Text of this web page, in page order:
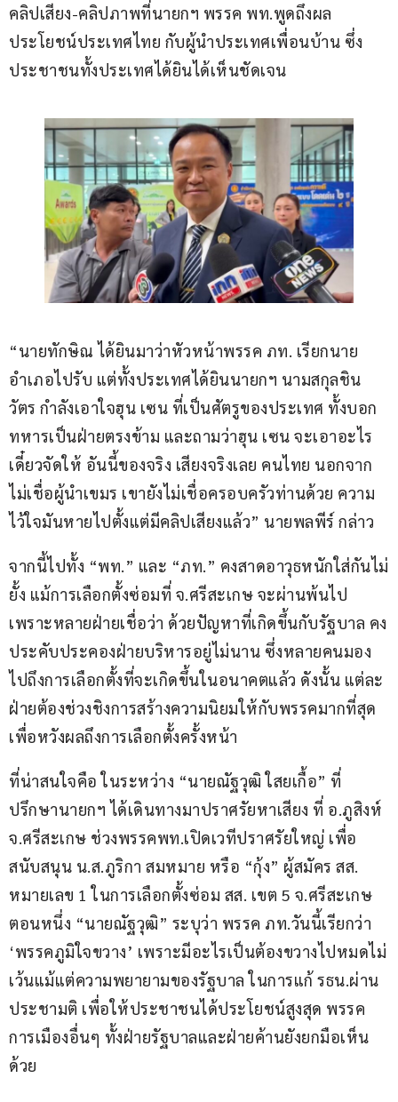
คลิปเสียง-คลิปภาพที่นายกฯ พรรค พท.พูดถึงผล
ประโยชน์ประเทศไทย กับผู้นำประเทศเพื่อนบ้าน ซึ่ง
ประชาชนทั้งประเทศได้ยินได้เห็นชัดเจน
“นายทักษิณ ได้ยินมาว่าหัวหน้าพรรค ภท. เรียกนาย
อำเภอไปรับ แต่ทั้งประเทศได้ยินนายกฯ นามสกุลชิน
วัตร กำลังเอาใจฮุน เซน ที่เป็นศัตรูของประเทศ ทั้งบอก
ทหารเป็นฝ่ายตรงข้าม และถามว่าฮุน เซน จะเอาอะไร
เดี๋ยวจัดให้ อันนี้ของจริง เสียงจริงเลย คนไทย นอกจาก
ไม่เชื่อผู้นำเขมร เขายังไม่เชื่อครอบครัวท่านด้วย ความ
ไว้ใจมันหายไปตั้งแต่มีคลิปเสียงแล้ว” นายพลพีร์ กล่าว
จากนี้ไปทั้ง “พท.” และ “ภท.” คงสาดอาวุธหนักใส่กันไม่
ยั้ง แม้การเลือกตั้งซ่อมที่ จ.ศรีสะเกษ จะผ่านพ้นไป
เพราะหลายฝ่ายเชื่อว่า ด้วยปัญหาที่เกิดขึ้นกับรัฐบาล คง
ประคับประคองฝ่ายบริหารอยู่ไม่นาน ซึ่งหลายคนมอง
ไปถึงการเลือกตั้งที่จะเกิดขึ้นในอนาคตแล้ว ดังนั้น แต่ละ
ฝ่ายต้องช่วงชิงการสร้างความนิยมให้กับพรรคมากที่สุด
เพื่อหวังผลถึงการเลือกตั้งครั้งหน้า
ที่น่าสนใจคือ ในระหว่าง “นายณัฐวุฒิ ใสยเกื้อ” ที่
ปรึกษานายกฯ ได้เดินทางมาปราศรัยหาเสียง ที่ อ.ภูสิงห์
จ.ศรีสะเกษ ช่วงพรรคพท.เปิดเวทีปราศรัยใหญ่ เพื่อ
สนับสนุน น.ส.ภูริกา สมหมาย หรือ “กุ้ง” ผู้สมัคร สส.
หมายเลข 1 ในการเลือกตั้งซ่อม สส. เขต 5 จ.ศรีสะเกษ
ตอนหนึ่ง “นายณัฐวุฒิ” ระบุว่า พรรค ภท.วันนี้เรียกว่า
‘พรรคภูมิใจขวาง’ เพราะมีอะไรเป็นต้องขวางไปหมดไม่
เว้นแม้แต่ความพยายามของรัฐบาล ในการแก้ รธน.ผ่าน
ประชามติ เพื่อให้ประชาชนได้ประโยชน์สูงสุด พรรค
การเมืองอื่นๆ ทั้งฝ่ายรัฐบาลและฝ่ายค้านยังยกมือเห็น
ด้วย